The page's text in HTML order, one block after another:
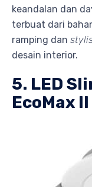
keandalan dan
terbuat dari
ramping dan
desain interior.
5. LED
EcoMax II